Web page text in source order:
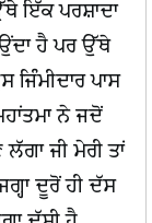
ਇੱਕ ਪਰਸ਼ਾਦਾ
ਹੈ ਪਰ ਉੱਥੇ
ਜਿੰਮੀਦਾਰ ਪਾਸ
ਨੇ ਜਦੋਂ
ਜੀ ਮੇਰੀ ਤਾਂ
ਦੂਰੋਂ ਹੀ ਦੱਸ